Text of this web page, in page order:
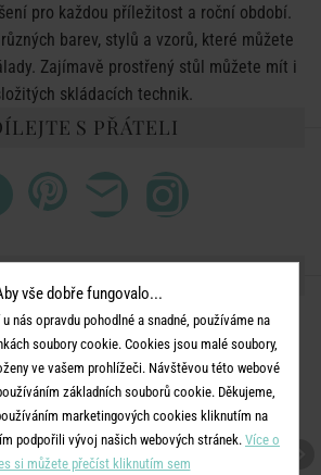
pro každou příležitost a roční období.
barev, stylů a vzorů, které můžete
Zajímavě prostřený stůl můžete mít i
skládacích technik.
S PŘÁTELI
vše dobře fungovalo...
nás opravdu pohodlné a snadné, používáme na
soubory cookie. Cookies jsou malé soubory,
ve vašem prohlížeči. Návštěvou této webové
základních souborů cookie. Děkujeme,
marketingových cookies kliknutím na
podpořili vývoj našich webových stránek. Více o
si můžete přečíst kliknutím sem